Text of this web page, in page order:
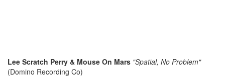
Lee Scratch Perry & Mouse On Mars "Spatial, No Problem"
(Domino Recording Co)